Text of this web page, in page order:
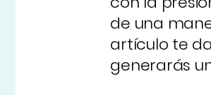
de una
artículo te
generarás